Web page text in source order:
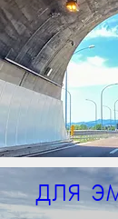
для